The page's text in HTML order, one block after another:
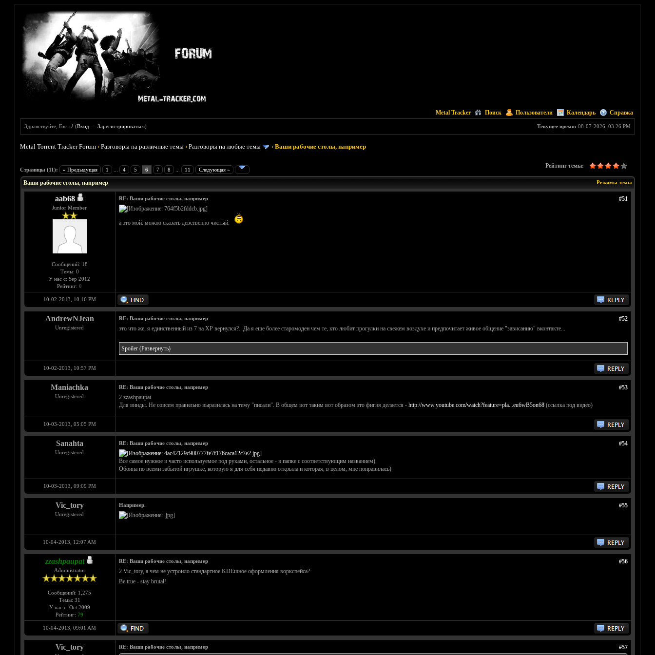
Metal Tracker Поиск Пользователи Календарь Справка
Текущее время: 08-07-2026, 03:26 PM
Здравствуйте, Гость! (Вход —Зарегистрироваться)
Metal Torrent Tracker Forum ›Разговоры на различные темы ›Разговоры на любые темы ›Ваши рабочие столы, например
Страницы (11): « Предыдущая 1 4 5 6 7 8 11 Следующая »
Рейтинг темы:
Голосов: 3 - Средняя оценка: 3.67
12345
Режимы темы
Ваши рабочие столы, например
aab68
Junior Member
Сообщений: 18
Темы: 0
У нас с: Sep 2012
Рейтинг: 0
#51
RE: Ваши рабочие столы, например
а это мой. можно сказать девственно чистый.
10-02-2013, 10:16 PM
AndrewNJean
Unregistered
#52
RE: Ваши рабочие столы, например
это что же, я единственный из 7 на ХР вернулся?.. Да я еще более старомоден чем те, кто любит прогулки на свежем воздухе и предпочитает живое общение "зависанию" вконтакте...
Spoiler (Развернуть)
10-02-2013, 10:57 PM
Maniachka
Unregistered
#53
RE: Ваши рабочие столы, например
2 zzashpaupat
Для винды. Не совсем правильно выразилась на тему "писали". В общем вот таким вот образом это фигня делается - http://www.youtube.com/watch?feature=pla...eu6wB5on68(ссылка под видео)
10-03-2013, 05:05 PM
Sanahta
Unregistered
#54
RE: Ваши рабочие столы, например
Все самое нужное и часто используемое под руками, остальное - в папке с соответствующим названием)
Обоина по всеми забытой игрушке, которую я для себя недавно открыла и которая, в целом, мне понравилась)
10-03-2013, 09:09 PM
Vic_tory
Unregistered
#55
Например.
10-04-2013, 12:07 AM
zzashpaupat
Administrator
Сообщений: 1,275
Темы: 31
У нас с: Oct 2009
Рейтинг: 79
#56
RE: Ваши рабочие столы, например
2 Vic_tory, а чем не устроило стандартное KDEшное оформления воркспейса?
Be true - stay brutal!
10-04-2013, 09:01 AM
Vic_tory #57
RE: Ваши рабочие столы, например